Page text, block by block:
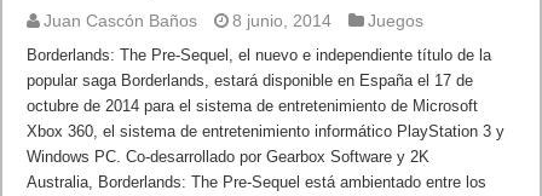
Juan Cascón Baños 8 junio, 2014 Juegos
Borderlands: The Pre-Sequel, el nuevo e independiente título de la
popular saga Borderlands, estará disponible en España el 17 de
octubre de 2014 para el sistema de entretenimiento de Microsoft
Xbox 360, el sistema de entretenimiento informático PlayStation 3 y
Windows PC. Co-desarrollado por Gearbox Software y 2K
Australia, Borderlands: The Pre-Sequel está ambientado entre los